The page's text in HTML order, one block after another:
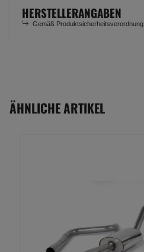
HERSTELLERANGABEN
Gemäß Produktsicherheitsverordnung
ÄHNLICHE ARTIKEL